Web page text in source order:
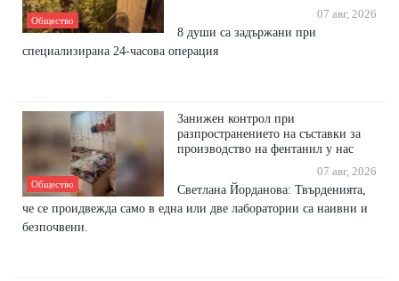
Общество
07 авг, 2026
8 души са задържани при
специализирана 24-часова операция
Общество
Занижен контрол при
разпространението на съставки за
производство на фентанил у нас
07 авг, 2026
Светлана Йорданова: Твърденията,
че се проидвежда само в една или две лаборатории са наивни и
безпочвени.